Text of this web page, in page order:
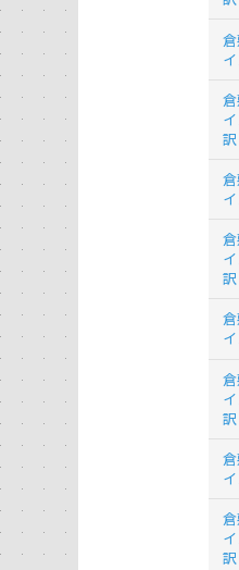
訳
訳
訳
訳